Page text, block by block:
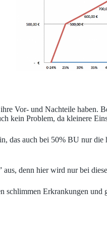
Vor- und Nachteile haben.
kein Problem, da kleinere
das auch bei 50% BU nur die
denn hier wird nur bei
schlimmen Erkrankungen